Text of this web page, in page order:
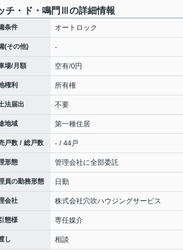
チ・ド・鳴門Ⅲの詳細情報
条件 オートロック
(その他) -
場/月額 空有/0円
権利 所有権
法届出 不要
地域 第一種住居
戸数 / 総戸数 - / 44戸
形態 管理会社に全部委託
員の勤務形態 日勤
会社 株式会社穴吹ハウジングサービス
態様 専任媒介
し 相談